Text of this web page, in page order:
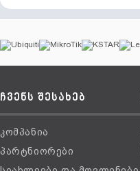
ჩვენს შესახებ
კომპანია
პარტნიორები